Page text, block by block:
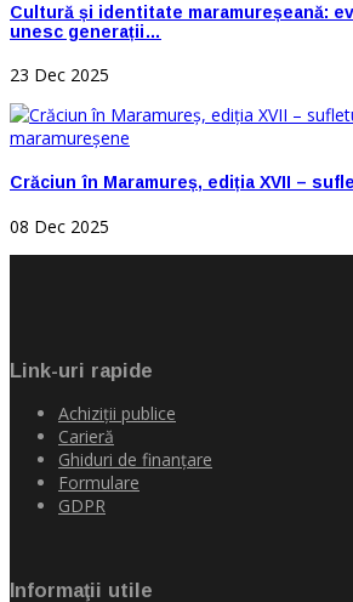
Cultură și identitate maramureșeană:
unesc generații…
23 Dec 2025
Crăciun în Maramureș, ediția XVII –
08 Dec 2025
Link-uri rapide
Achiziţii publice
Carieră
Ghiduri de finanţare
Formulare
GDPR
Informaţii utile